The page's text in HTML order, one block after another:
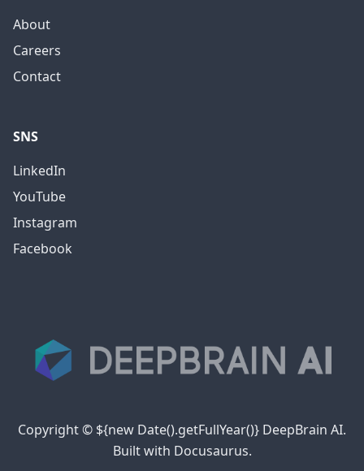
About
Careers
Contact
SNS
LinkedIn
YouTube
Instagram
Facebook
Copyright © ${new Date().getFullYear()} DeepBrain AI.
Built with Docusaurus.